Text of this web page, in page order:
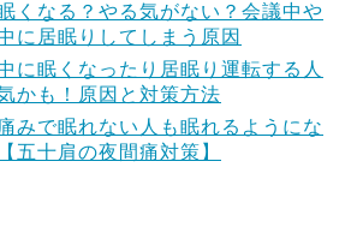
くなる？やる気がない？会議中や
に居眠りしてしまう原因
に眠くなったり居眠り運転する人
かも！原因と対策方法
みで眠れない人も眠れるようにな
五十肩の夜間痛対策】